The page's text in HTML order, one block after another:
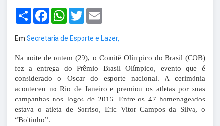
Share FacebookWhatsApp
Twitter
Em Secretaria de Esporte e Lazer,
Na noite de ontem (29), o Comitê Olímpico do Brasil (COB)
fez a entrega do Prêmio Brasil Olímpico, evento que é
considerado o Oscar do esporte nacional. A cerimônia
aconteceu no Rio de Janeiro e premiou os atletas por suas
campanhas nos Jogos de 2016. Entre os 47 homenageados
estava o atleta de Sorriso, Eric Vitor Campos da Silva, o
“Boltinho”.